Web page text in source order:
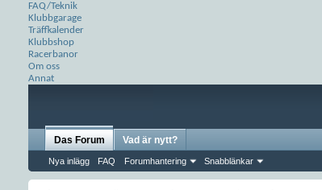
FAQ/Teknik
Klubbgarage
Träffkalender
Klubbshop
Racerbanor
Om oss
Annat
Das Forum
Nya inlägg FAQ Forumhantering Snabblänkar
Vad är nytt?